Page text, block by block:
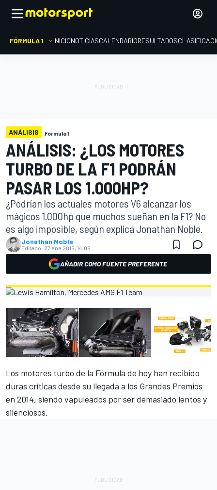
FÓRMULA 1 INICIONOTICIASCALENDARIORESULTADOS
ANÁLISIS Fórmula 1
ANÁLISIS: ¿LOS MOTORES
TURBO DE LA F1 PODRÁN
PASAR LOS 1.000HP?
¿Podrían los actuales motores V6 alcanzar los
mágicos 1.000hp que muchos sueñan en la F1? No
es algo imposible, según explica Jonathan Noble.
Jonathan Noble
Editado: 27 ene 2016, 14:08
AÑADIR COMO FUENTE PREFERENTE
Los motores turbo de la Fórmula de hoy han recibido
duras críticas desde su llegada a los Grandes Premios
en 2014, siendo vapuleados por ser demasiado lentos y
silenciosos.